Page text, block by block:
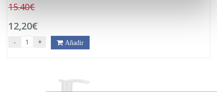
15.40€
12,20€
- + Añadir